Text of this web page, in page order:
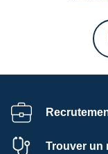
Trouver un